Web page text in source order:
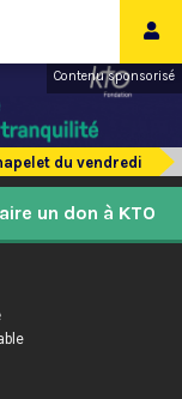
Contenu sponsorisé
du vendredi
un don à KTO